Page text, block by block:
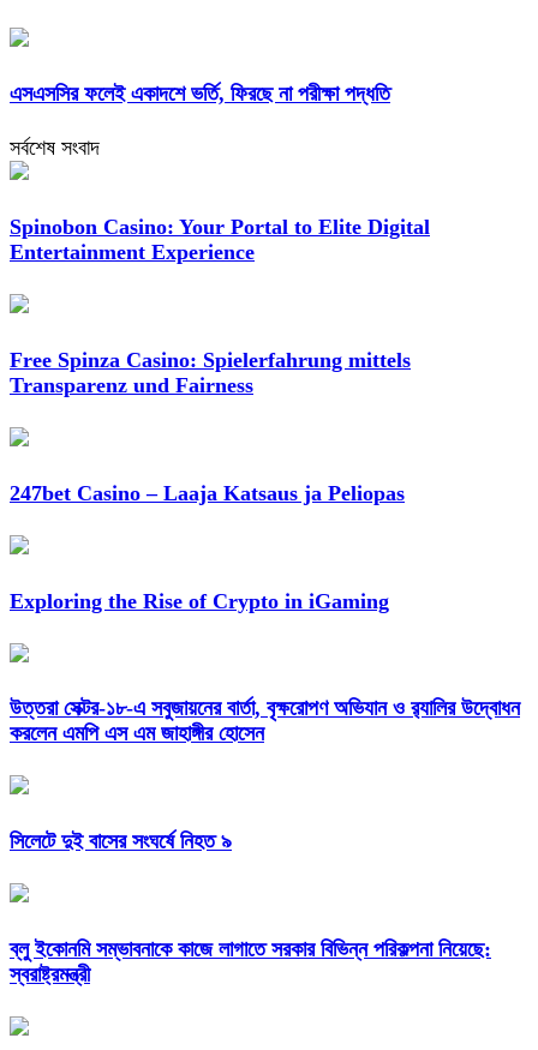
এসএসসির ফলেই একাদশে ভর্তি, ফিরছে না পরীক্ষা পদ্ধতি
সর্বশেষ সংবাদ
Spinobon Casino: Your Portal to Elite Digital
Entertainment Experience
Free Spinza Casino: Spielerfahrung mittels
Transparenz und Fairness
247bet Casino – Laaja Katsaus ja Peliopas
Exploring the Rise of Crypto in iGaming
উত্তরা সেক্টর-১৮-এ সবুজায়নের বার্তা, বৃক্ষরোপণ অভিযান ও র‍্যালির উদ্বোধন
করলেন এমপি এস এম জাহাঙ্গীর হোসেন
সিলেটে দুই বাসের সংঘর্ষে নিহত ৯
ব্লু ইকোনমি সম্ভাবনাকে কাজে লাগাতে সরকার বিভিন্ন পরিকল্পনা নিয়েছে:
স্বরাষ্ট্রমন্ত্রী